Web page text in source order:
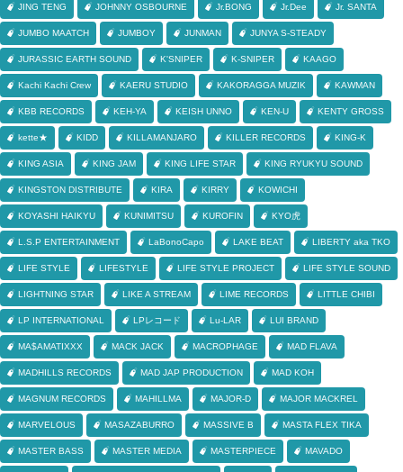
JING TENG JOHNNY OSBOURNE Jr.BONG Jr.Dee Jr. SANTA
JUMBO MAATCH JUMBOY JUNMAN JUNYA S-STEADY
JURASSIC EARTH SOUND K'SNIPER K-SNIPER KAAGO
Kachi Kachi Crew KAERU STUDIO KAKORAGGA MUZIK KAWMAN
KBB RECORDS KEH-YA KEISH UNNO KEN-U KENTY GROSS
kette★ KIDD KILLAMANJARO KILLER RECORDS KING-K
KING ASIA KING JAM KING LIFE STAR KING RYUKYU SOUND
KINGSTON DISTRIBUTE KIRA KIRRY KOWICHI
KOYASHI HAIKYU KUNIMITSU KUROFIN KYO虎
L.S.P ENTERTAINMENT LaBonoCapo LAKE BEAT LIBERTY aka TKO
LIFE STYLE LIFESTYLE LIFE STYLE PROJECT LIFE STYLE SOUND
LIGHTNING STAR LIKE A STREAM LIME RECORDS LITTLE CHIBI
LP INTERNATIONAL LPレコード Lu-LAR LUI BRAND
MA$AMATIXXX MACK JACK MACROPHAGE MAD FLAVA
MADHILLS RECORDS MAD JAP PRODUCTION MAD KOH
MAGNUM RECORDS MAHILLMA MAJOR-D MAJOR MACKREL
MARVELOUS MASAZABURRO MASSIVE B MASTA FLEX TIKA
MASTER BASS MASTER MEDIA MASTERPIECE MAVADO